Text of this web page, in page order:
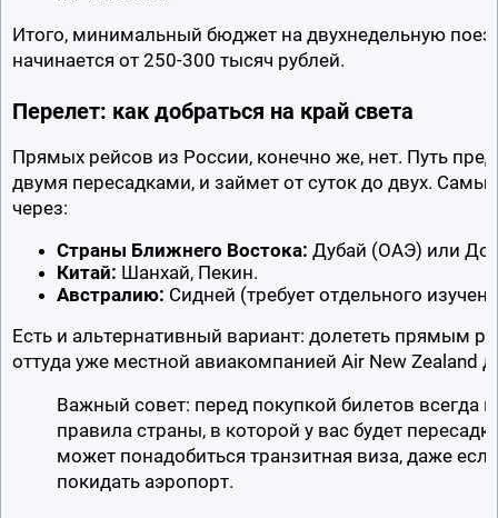
Итого, минимальный бюджет на двухнедельную
начинается от 250-300 тысяч рублей.
Перелет: как добраться на край света
Прямых рейсов из России, конечно же, нет. Путь
двумя пересадками, и займет от суток до двух.
через:
Страны Ближнего Востока: Дубай (ОАЭ) или
Китай: Шанхай, Пекин.
Австралию: Сидней (требует отдельного
Есть и альтернативный вариант: долететь прямым
оттуда уже местной авиакомпанией Air New Zealand
Важный совет: перед покупкой билетов всегда
правила страны, в которой у вас будет
может понадобиться транзитная виза, даже
покидать аэропорт.